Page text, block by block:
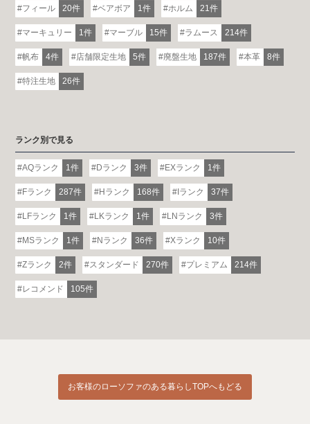
フィール 20件 ベアボア 1件 ホルム 21件
マーキュリー 1件 マーブル 15件 ラムース 214件
帆布 4件 店舗限定生地 5件 廃盤生地 187件 本革 8件
特注生地 26件
ランク別で見る
AQランク 1件 Dランク 3件 EXランク 1件
Fランク 287件 Hランク 168件 Iランク 37件
LFランク 1件 LKランク 1件 LNランク 3件
MSランク 1件 Nランク 36件 Xランク 10件
Zランク 2件 スタンダード 270件 プレミアム 214件
レコメンド 105件
お客様のローソファのある暮らしTOPへもどる